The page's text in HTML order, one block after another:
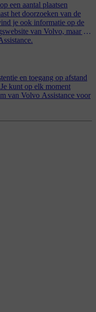
een aantal plaatsen
het doorzoeken van de
je ook informatie op de
van Volvo, maar je
en toegang op afstand
kunt op elk moment
van Volvo Assistance voor